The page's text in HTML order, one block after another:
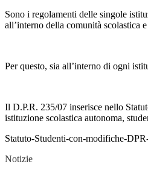
Sono i regolamenti delle singole
all’interno della comunità scolastica
Per questo, sia all’interno di ogni
Il D.P.R. 235/07 inserisce nello
istituzione scolastica autonoma,
Statuto-Studenti-con-modifiche-
Notizie